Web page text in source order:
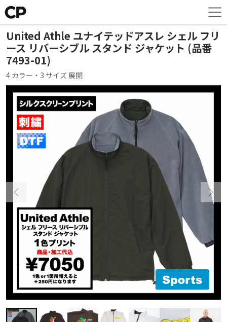
United Athle ユナイテッドアスレ シェル フリ
ース リバーシブル スタンド ジャケット (品番
7493-01)
4 カラー・3 サイズ 展開